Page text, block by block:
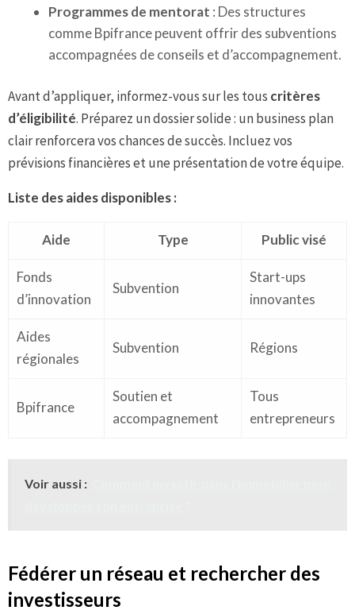
Programmes de mentorat : Des structures
comme Bpifrance peuvent offrir des subventions
accompagnées de conseils et d’accompagnement.
Avant d’appliquer, informez-vous sur les tous critères
d’éligibilité. Préparez un dossier solide : un business plan
clair renforcera vos chances de succès. Incluez vos
prévisions financières et une présentation de votre équipe.
Liste des aides disponibles :
Aide Type Public visé
Fonds
d’innovation
Subvention
Start-ups
innovantes
Aides
régionales
Subvention Régions
Bpifrance
Soutien et
accompagnement
Tous
entrepreneurs
Voir aussi :
Fédérer un réseau et rechercher des
investisseurs